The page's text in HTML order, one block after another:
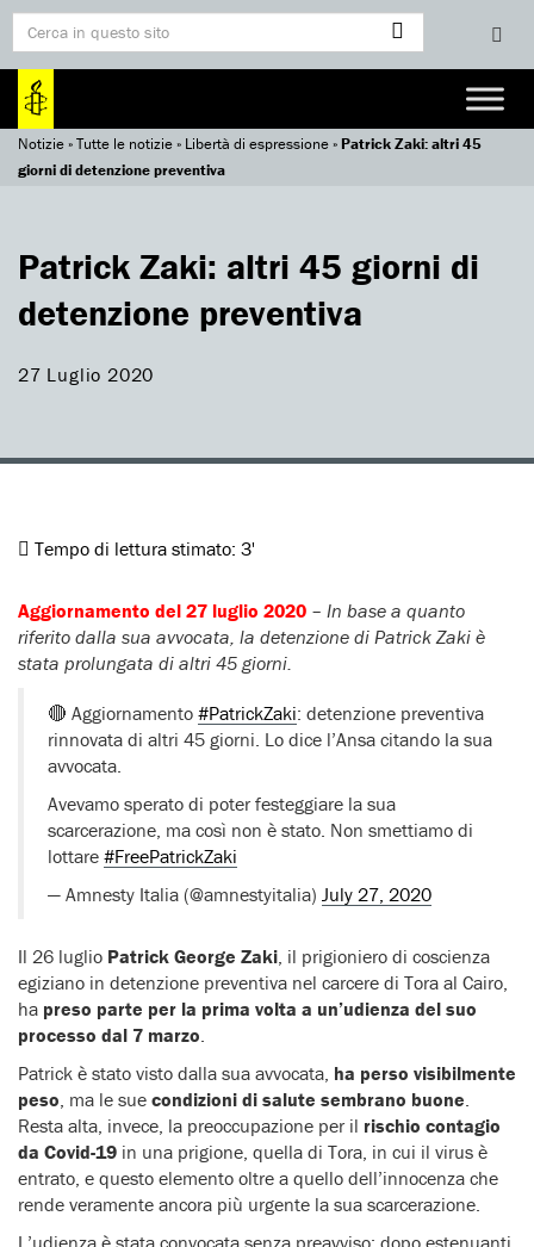
Notizie»Tutte le notizie» Libertà di espressione»Patrick Zaki: altri 45
giorni di detenzione preventiva
Patrick Zaki: altri 45 giorni di
detenzione preventiva
27 Luglio 2020
Tempo di lettura stimato: 3'
Aggiornamento del 27 luglio 2020 – In base a quanto
riferito dalla sua avvocata, la detenzione di Patrick Zaki è
stata prolungata di altri 45 giorni.
🔴 Aggiornamento #PatrickZaki: detenzione preventiva
rinnovata di altri 45 giorni. Lo dice l’Ansa citando la sua
avvocata.
Avevamo sperato di poter festeggiare la sua
scarcerazione, ma così non è stato. Non smettiamo di
lottare #FreePatrickZaki
— Amnesty Italia (@amnestyitalia) July 27, 2020
Il 26 luglio Patrick George Zaki, il prigioniero di coscienza
egiziano in detenzione preventiva nel carcere di Tora al Cairo,
ha preso parte per la prima volta a un’udienza del suo
processo dal 7 marzo.
Patrick è stato visto dalla sua avvocata, ha perso visibilmente
peso, ma le sue condizioni di salute sembrano buone.
Resta alta, invece, la preoccupazione per il rischio contagio
da Covid-19 in una prigione, quella di Tora, in cui il virus è
entrato, e questo elemento oltre a quello dell’innocenza che
rende veramente ancora più urgente la sua scarcerazione.
L’udienza è stata convocata senza preavviso: dopo estenuanti